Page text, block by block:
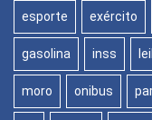
esporte exército
gasolina inss
moro onibus